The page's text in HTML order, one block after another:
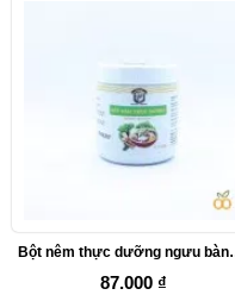
Bột nêm
87.000 ₫